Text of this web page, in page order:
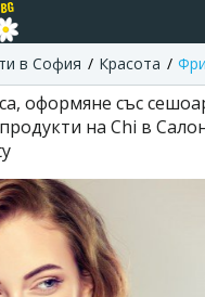
в София Красота
оформяне със
на Chi в